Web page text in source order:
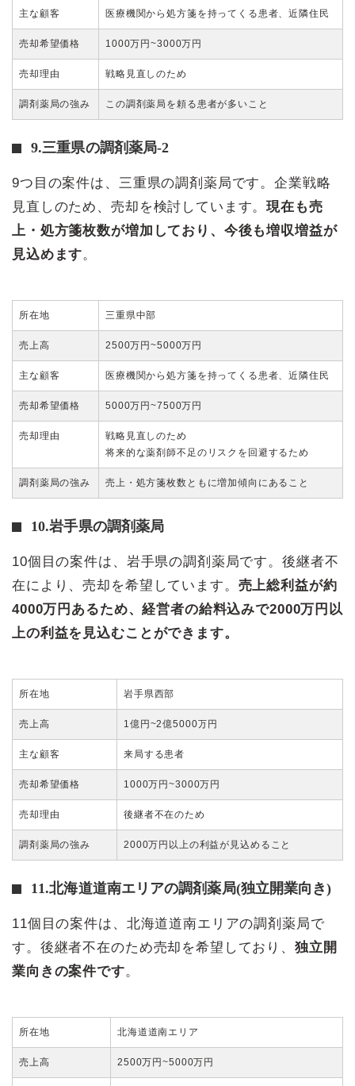
主な顧客 医療機関から処方箋を持ってくる患者、近隣住民
売却希望価格 1000万円~3000万円
売却理由 戦略見直しのため
調剤薬局の強み この調剤薬局を頼る患者が多いこと
9.三重県の調剤薬局-2
9つ目の案件は、三重県の調剤薬局です。企業戦略
見直しのため、売却を検討しています。現在も売
上・処方箋枚数が増加しており、今後も増収増益が
見込めます。
所在地 三重県中部
売上高 2500万円~5000万円
主な顧客 医療機関から処方箋を持ってくる患者、近隣住民
売却希望価格 5000万円~7500万円
売却理由
戦略見直しのため
将来的な薬剤師不足のリスクを回避するため
調剤薬局の強み 売上・処方箋枚数ともに増加傾向にあること
10.岩手県の調剤薬局
10個目の案件は、岩手県の調剤薬局です。後継者不
在により、売却を希望しています。 売上総利益が約
4000万円あるため、経営者の給料込みで2000万円以
上の利益を見込むことができます。
所在地 岩手県西部
売上高 1億円~2億5000万円
主な顧客 来局する患者
売却希望価格 1000万円~3000万円
売却理由 後継者不在のため
調剤薬局の強み 2000万円以上の利益が見込めること
11.北海道道南エリアの調剤薬局(独立開業向き)
11個目の案件は、北海道道南エリアの調剤薬局で
す。後継者不在のため売却を希望しており、 独立開
業向きの案件です。
所在地 北海道道南エリア
売上高 2500万円~5000万円